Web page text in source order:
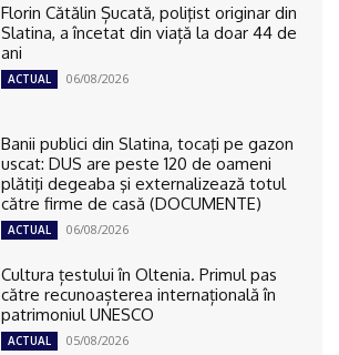
Florin Cătălin Șucată, poliţist originar din
Slatina, a încetat din viață la doar 44 de
ani
ACTUAL 06/08/2026
Banii publici din Slatina, tocaţi pe gazon
uscat: DUS are peste 120 de oameni
plătiţi degeaba şi externalizează totul
către firme de casă (DOCUMENTE)
ACTUAL 06/08/2026
Cultura țestului în Oltenia. Primul pas
către recunoașterea internațională în
patrimoniul UNESCO
ACTUAL 05/08/2026